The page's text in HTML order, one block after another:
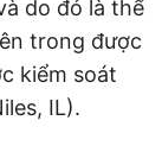
do đó là thể
trong được
kiểm soát
IL).